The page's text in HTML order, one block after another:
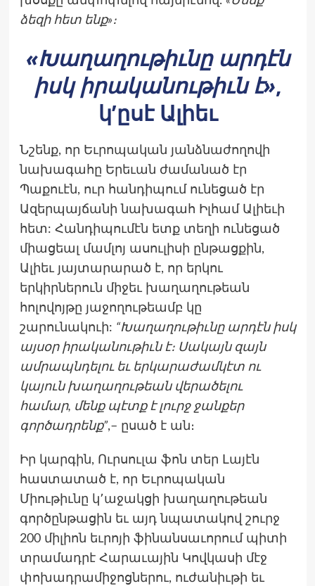
ձեզի հետ ենք»։
«Խաղաղութիւնը արդէն
իսկ իրականութիւն է»,
կ’ըսէ Ալիեւ
Նշենք, որ Եւրոպական յանձնաժողովի
նախագահը Երեւան ժամանած էր
Պաքուէն, ուր հանդիպում ունեցած էր
Ազերպայճանի նախագահ Իլհամ Ալիեւի
հետ: Հանդիպումէն ետք տեղի ունեցած
միացեալ մամլոյ ասուլիսի ընթացքին,
Ալիեւ յայտարարած է, որ երկու
երկիրներուն միջեւ խաղաղութեան
հոլովոյթը յաջողութեամբ կը
շարունակուի: “Խաղաղութիւնը արդէն իսկ
այսօր իրականութիւն է։ Սակայն զայն
ամրապնդելու եւ երկարաժամկէտ ու
կայուն խաղաղութեան վերածելու
համար, մենք պէտք է լուրջ ջանքեր
գործադրենք”,– ըսած է ան։
Իր կարգին, Ուրսուլա ֆոն տեր Լայէն
հաստատած է, որ Եւրոպական
Միութիւնը կ՚աջակցի խաղաղութեան
գործընթացին եւ այդ նպատակով շուրջ
200 միլիոն եւրոյի ֆինանսաւորում պիտի
տրամադրէ Հարաւային Կովկասի մէջ
փոխադրամիջոցներու, ուժանիւթի եւ